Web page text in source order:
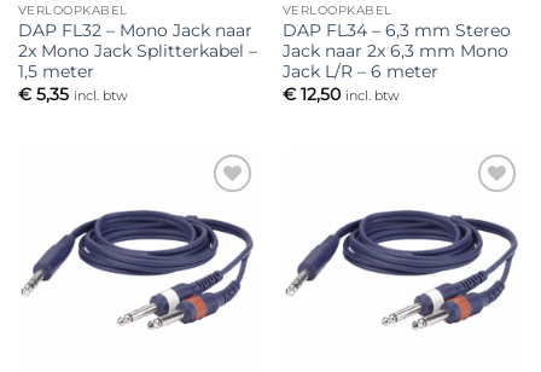
VERLOOPKABEL
DAP FL32 – Mono Jack naar
2x Mono Jack Splitterkabel –
1,5 meter
€5,35 incl. btw
VERLOOPKABEL
DAP FL34 – 6,3 mm Stereo
Jack naar 2x 6,3 mm Mono
Jack L/R – 6 meter
€12,50 incl. btw
Toevoegen
aan
verlanglijst
Toevoegen
aan
verlanglijst